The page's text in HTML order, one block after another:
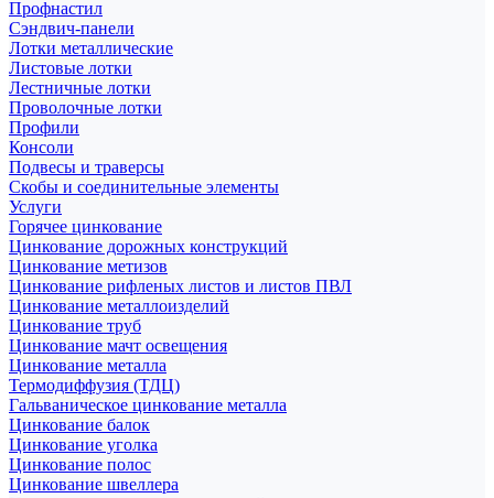
Профнастил
Сэндвич-панели
Лотки металлические
Листовые лотки
Лестничные лотки
Проволочные лотки
Профили
Консоли
Подвесы и траверсы
Скобы и соединительные элементы
Услуги
Горячее цинкование
Цинкование дорожных конструкций
Цинкование метизов
Цинкование рифленых листов и листов ПВЛ
Цинкование металлоизделий
Цинкование труб
Цинкование мачт освещения
Цинкование металла
Термодиффузия (ТДЦ)
Гальваническое цинкование металла
Цинкование балок
Цинкование уголка
Цинкование полос
Цинкование швеллера